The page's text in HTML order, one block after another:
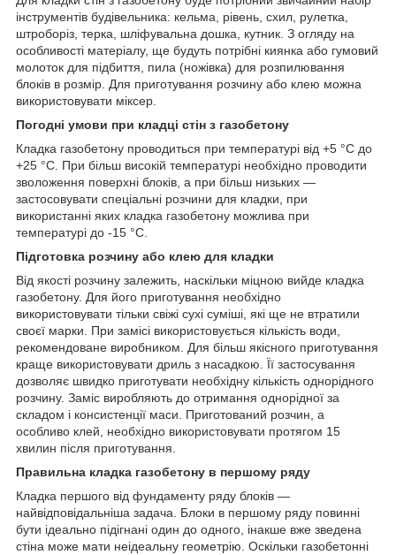
інструментів будівельника: кельма, рівень, схил, рулетка,
штроборіз, терка, шліфувальна дошка, кутник. З огляду на
особливості матеріалу, ще будуть потрібні киянка або гумовий
молоток для підбиття, пила (ножівка) для розпилювання
блоків в розмір. Для приготування розчину або клею можна
використовувати міксер.
Погодні умови при кладці стін з газобетону
Кладка газобетону проводиться при температурі від +5 °С до
+25 °С. При більш високій температурі необхідно проводити
зволоження поверхні блоків, а при більш низьких —
застосовувати спеціальні розчини для кладки, при
використанні яких кладка газобетону можлива при
температурі до -15 °С.
Підготовка розчину або клею для кладки
Від якості розчину залежить, наскільки міцною вийде кладка
газобетону. Для його приготування необхідно
використовувати тільки свіжі сухі суміші, які ще не втратили
своєї марки. При замісі використовується кількість води,
рекомендоване виробником. Для більш якісного приготування
краще використовувати дриль з насадкою. Її застосування
дозволяє швидко приготувати необхідну кількість однорідного
розчину. Заміс виробляють до отримання однорідної за
складом і консистенції маси. Приготований розчин, а
особливо клей, необхідно використовувати протягом 15
хвилин після приготування.
Правильна кладка газобетону в першому ряду
Кладка першого від фундаменту ряду блоків —
найвідповідальніша задача. Блоки в першому ряду повинні
бути ідеально підігнані один до одного, інакше вже зведена
стіна може мати неідеальну геометрію. Оскільки газобетонні